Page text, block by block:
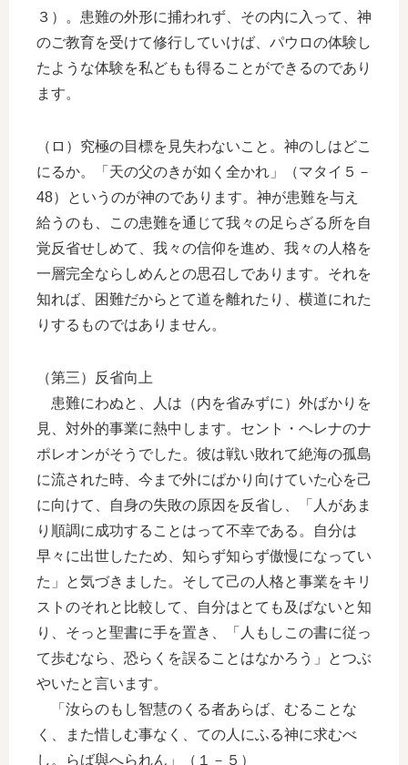
３）。患難の外形に捕われず、その内に入って、神
のご教育を受けて修行していけば、パウロの体験し
たような体験を私どもも得ることができるのであり
ます。
（ロ）究極の目標を見失わないこと。神のしはどこ
にるか。「天の父のきが如く全かれ」（マタイ５－
48）というのが神のであります。神が患難を与え
給うのも、この患難を通じて我々の足らざる所を自
覚反省せしめて、我々の信仰を進め、我々の人格を
一層完全ならしめんとの思召しであります。それを
知れば、困難だからとて道を離れたり、横道にれた
りするものではありません。
（第三）反省向上
患難にわぬと、人は（内を省みずに）外ばかりを
見、対外的事業に熱中します。セント・ヘレナのナ
ポレオンがそうでした。彼は戦い敗れて絶海の孤島
に流された時、今まで外にばかり向けていた心を己
に向けて、自身の失敗の原因を反省し、「人があま
り順調に成功することはって不幸である。自分は
早々に出世したため、知らず知らず傲慢になってい
た」と気づきました。そして己の人格と事業をキリ
ストのそれと比較して、自分はとても及ばないと知
り、そっと聖書に手を置き、「人もしこの書に従っ
て歩むなら、恐らくを誤ることはなかろう」とつぶ
やいたと言います。
「汝らのもし智慧のくる者あらば、むることな
く、また惜しむ事なく、ての人にふる神に求むべ
し。らば與へられん」（１－５）